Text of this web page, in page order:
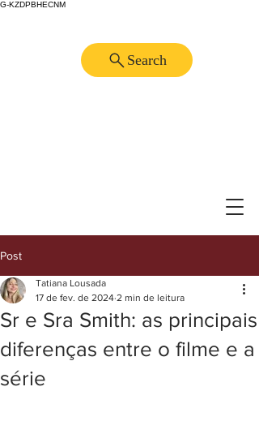
G-KZDPBHECNM
Search
Post
Sr e Sra Smith: as principais
diferenças entre o filme e a
série
Tatiana Lousada
17 de fev. de 2024 2 min de leitura